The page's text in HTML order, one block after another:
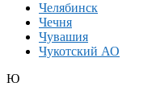
Челябинск
Чечня
Чувашия
Чукотский АО
Ю